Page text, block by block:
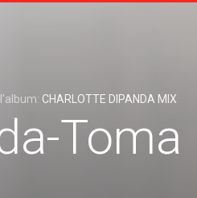
CHARLOTTE DIPANDA MIX
Toma